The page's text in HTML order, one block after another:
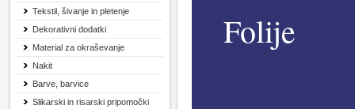
Tekstil, šivanje in pletenje
Dekorativni dodatki
Material za okraševanje
Nakit
Barve, barvice
Slikarski in risarski pripomočki
Folije